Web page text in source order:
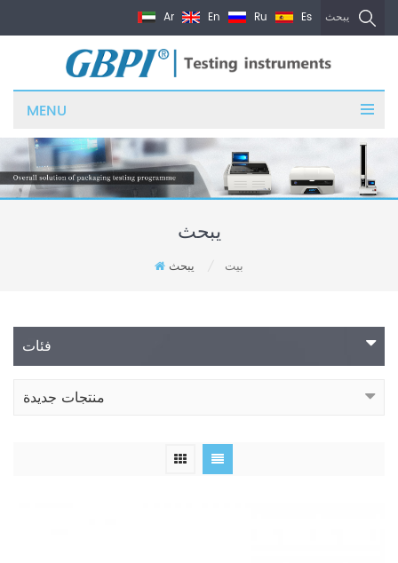
يبحث Ar En Ru Es
MENU
يبحث
بيت يبحث
فئات
منتجات جديدة